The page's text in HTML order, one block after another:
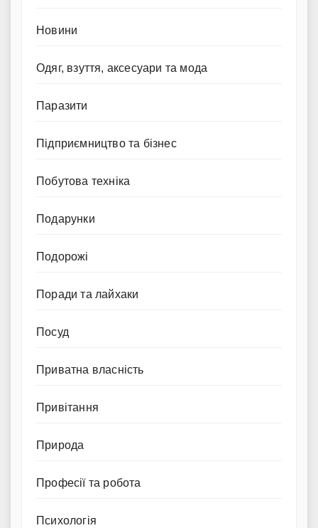
Новини
Одяг, взуття, аксесуари та мода
Паразити
Підприємництво та бізнес
Побутова техніка
Подарунки
Подорожі
Поради та лайхаки
Посуд
Приватна власність
Привітання
Природа
Професії та робота
Психологія